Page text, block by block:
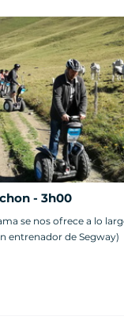
- 3h00
se nos ofrece a lo
entrenador de Segway)